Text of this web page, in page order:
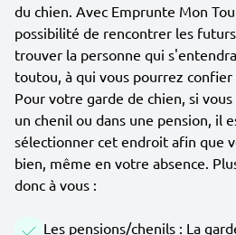
du chien. Avec Emprunte Mon
possibilité de rencontrer les
trouver la personne qui
toutou, à qui vous pourrez confier
Pour votre garde de chien, si
un chenil ou dans une pension, il
sélectionner cet endroit afin que
bien, même en votre absence.
donc à vous :
Les pensions/chenils : La